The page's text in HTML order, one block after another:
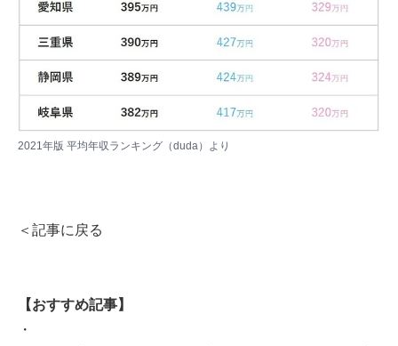
2021年版 平均年収ランキング（duda） より
＜記事に戻る
【おすすめ記事】
・